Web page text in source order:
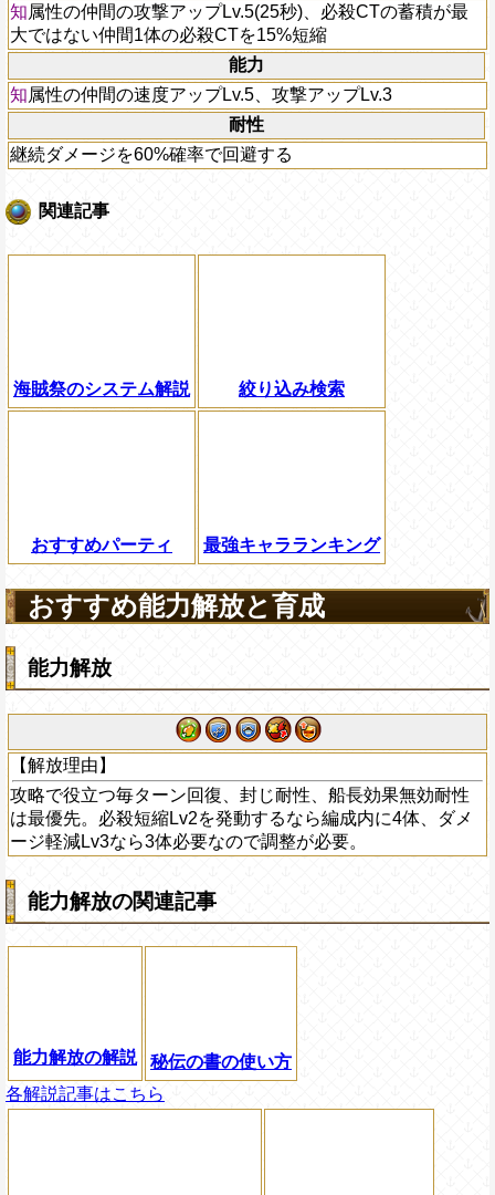
知属性の仲間の攻撃アップLv.5(25秒)、必殺CTの蓄積が最
大ではない仲間1体の必殺CTを15%短縮
能力
知属性の仲間の速度アップLv.5、攻撃アップLv.3
耐性
継続ダメージを60%確率で回避する
関連記事
海賊祭のシステム解説 絞り込み検索
おすすめパーティ 最強キャラランキング
おすすめ能力解放と育成
能力解放
【解放理由】
攻略で役立つ毎ターン回復、封じ耐性、船長効果無効耐性
は最優先。必殺短縮Lv2を発動するなら編成内に4体、ダメ
ージ軽減Lv3なら3体必要なので調整が必要。
能力解放の関連記事
能力解放の解説
秘伝の書の使い方
各解説記事はこちら